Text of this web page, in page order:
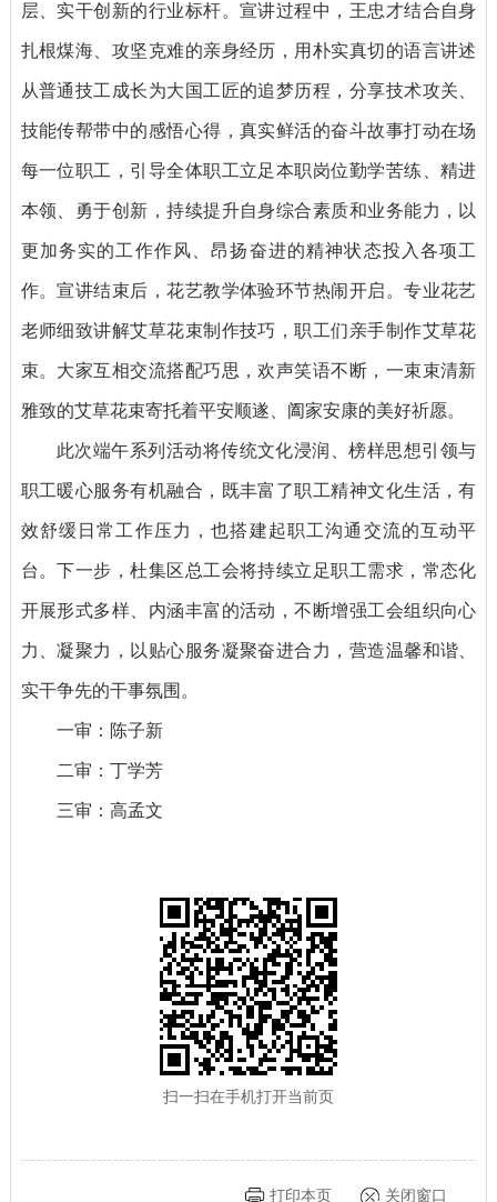
层、实干创新的行业标杆。宣讲过程中，王忠才结合自身
扎根煤海、攻坚克难的亲身经历，用朴实真切的语言讲述
从普通技工成长为大国工匠的追梦历程，分享技术攻关、
技能传帮带中的感悟心得，真实鲜活的奋斗故事打动在场
每一位职工，引导全体职工立足本职岗位勤学苦练、精进
本领、勇于创新，持续提升自身综合素质和业务能力，以
更加务实的工作作风、昂扬奋进的精神状态投入各项工
作。宣讲结束后，花艺教学体验环节热闹开启。专业花艺
老师细致讲解艾草花束制作技巧，职工们亲手制作艾草花
束。大家互相交流搭配巧思，欢声笑语不断，一束束清新
雅致的艾草花束寄托着平安顺遂、阖家安康的美好祈愿。
此次端午系列活动将传统文化浸润、榜样思想引领与
职工暖心服务有机融合，既丰富了职工精神文化生活，有
效舒缓日常工作压力，也搭建起职工沟通交流的互动平
台。下一步，杜集区总工会将持续立足职工需求，常态化
开展形式多样、内涵丰富的活动，不断增强工会组织向心
力、凝聚力，以贴心服务凝聚奋进合力，营造温馨和谐、
实干争先的干事氛围。
一审：陈子新
二审：丁学芳
三审：高孟文
扫一扫在手机打开当前页
打印本页 关闭窗口